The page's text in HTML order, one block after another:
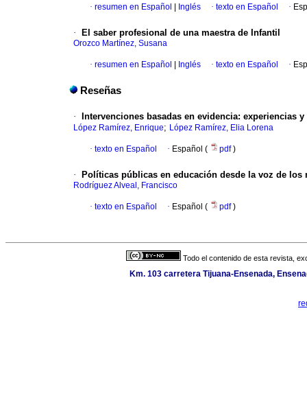
· resumen en Español Inglés · texto en Español ·
· El saber profesional de una maestra de Infantil
Orozco Martínez, Susana
· resumen en Español Inglés · texto en Español ·
Reseñas
· Intervenciones basadas en evidencia: experiencias
López Ramírez, Enrique; López Ramírez, Elia Lorena
· texto en Español · Español ( pdf)
· Políticas públicas en educación desde la voz de los
Rodríguez Alveal, Francisco
· texto en Español · Español ( pdf)
Todo el contenido de esta revista,
Km. 103 carretera Tijuana-Ensenada,